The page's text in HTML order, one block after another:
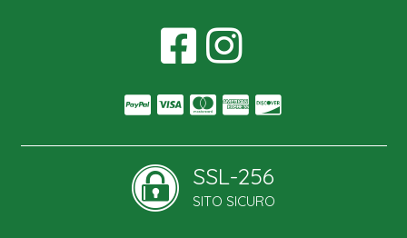
SSL-256
SITO SICURO